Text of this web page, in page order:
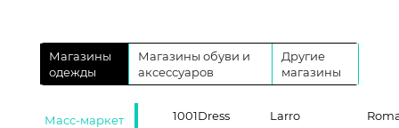
Магазины
одежды
Магазины обуви и
аксессуаров
Другие
магазины
Масс-маркет
1001Dress
Larro